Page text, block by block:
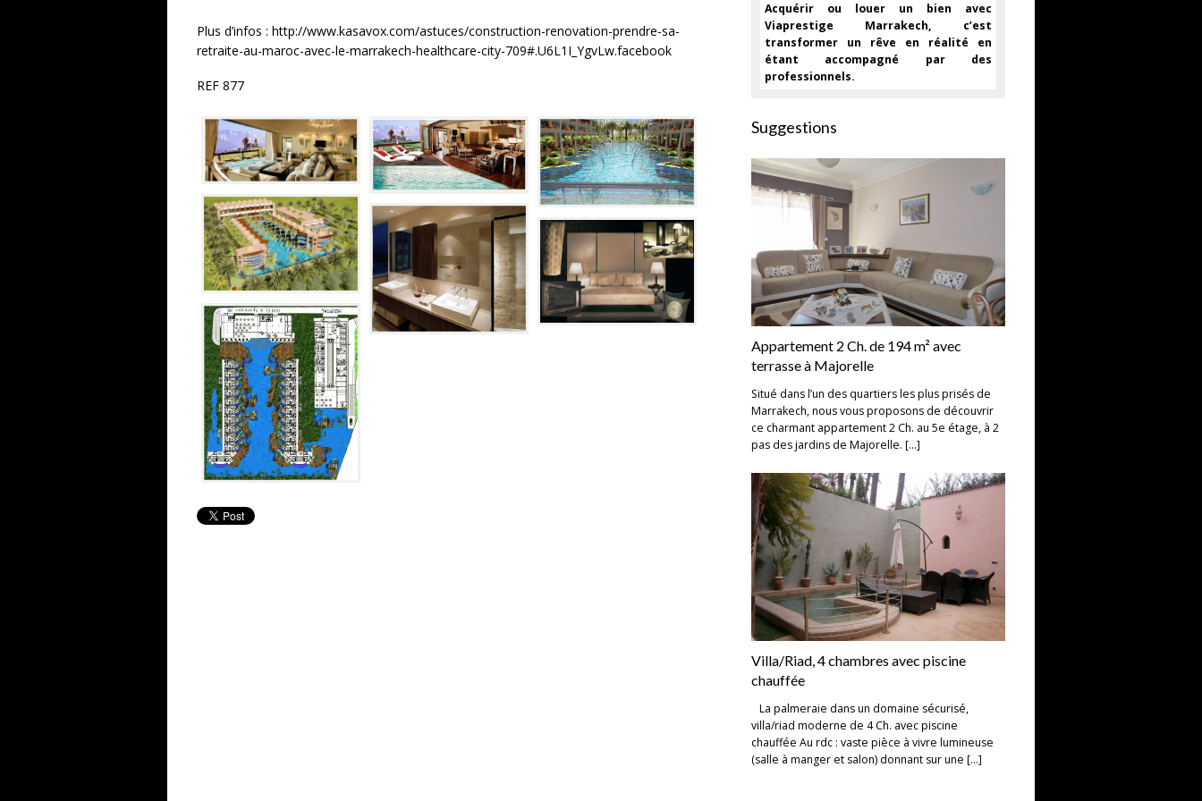
Plus d’infos : http://www.kasavox.com/astuces/construction-renovation-prendre-sa-
retraite-au-maroc-avec-le-marrakech-healthcare-city-709#.U6L1I_YgvLw.facebook
REF 877
Acquérir ou louer un bien avec
Viaprestige Marrakech, c’est
transformer un rêve en réalité en
étant accompagné par des
professionnels.
Suggestions
Appartement 2 Ch. de 194 m² avec
terrasse à Majorelle
Situé dans l’un des quartiers les plus prisés de
Marrakech, nous vous proposons de découvrir
ce charmant appartement 2 Ch. au 5e étage, à 2
pas des jardins de Majorelle. […]
Villa/Riad, 4 chambres avec piscine
chauffée
La palmeraie dans un domaine sécurisé,
villa/riad moderne de 4 Ch. avec piscine
chauffée Au rdc : vaste pièce à vivre lumineuse
(salle à manger et salon) donnant sur une […]